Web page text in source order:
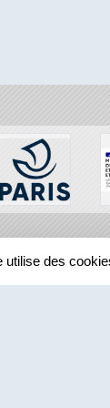
utilise des